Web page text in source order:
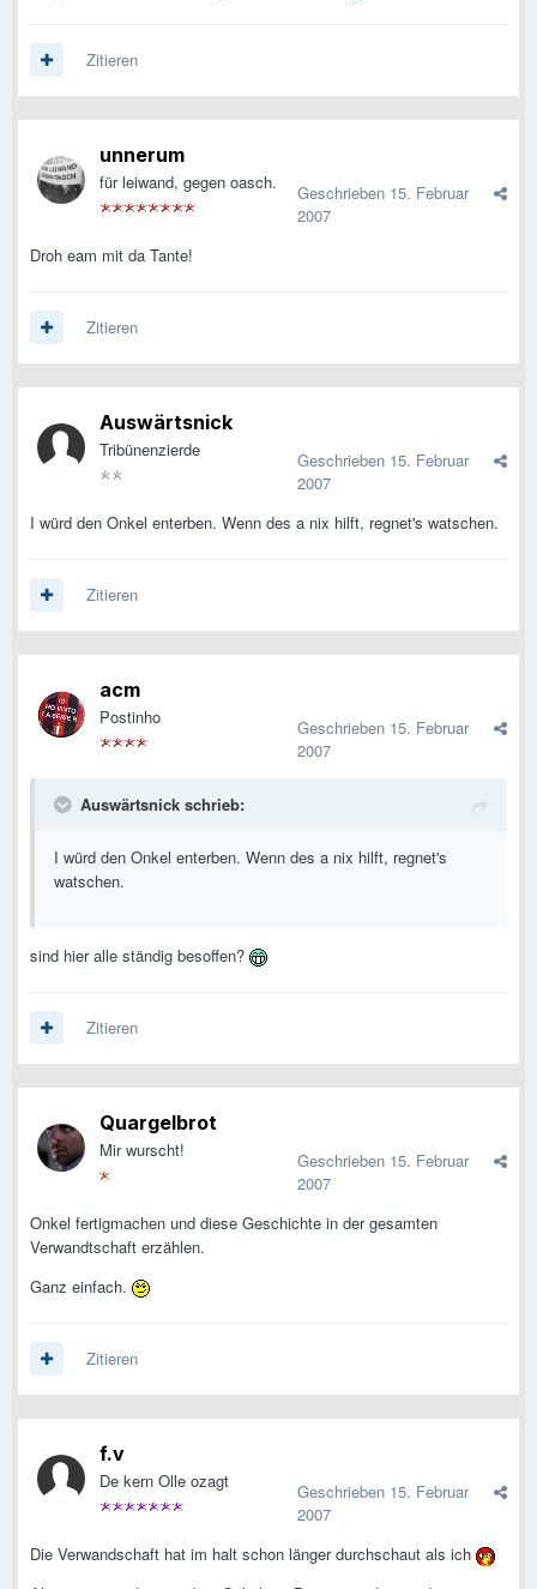
Zitieren
unnerum
für leiwand, gegen oasch. Geschrieben 15. Februar
2007
Droh eam mit da Tante!
Zitieren
Auswärtsnick
Tribünenzierde Geschrieben 15. Februar
2007
I würd den Onkel enterben. Wenn des a nix hilft, regnet's watschen.
Zitieren
acm
Postinho Geschrieben 15. Februar
2007
Auswärtsnick schrieb:
I würd den Onkel enterben. Wenn des a nix hilft, regnet's
watschen.
sind hier alle ständig besoffen?
Zitieren
Quargelbrot
Mir wurscht! Geschrieben 15. Februar
2007
Onkel fertigmachen und diese Geschichte in der gesamten
Verwandtschaft erzählen.
Ganz einfach.
Zitieren
f.v
De kern Olle ozagt Geschrieben 15. Februar
2007
Die Verwandschaft hat im halt schon länger durchschaut als ich